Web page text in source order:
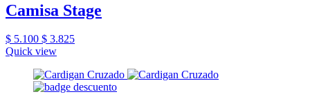
Camisa Stage
$ 5.100 $ 3.825
Quick view